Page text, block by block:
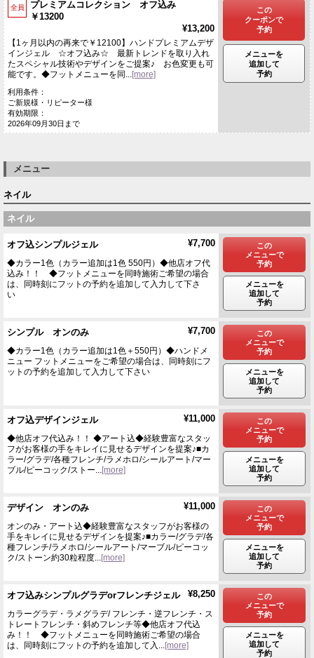
全員
プレミアムコレクション オフ込み
￥13200
¥13,200
【1ヶ月以内の再来で￥12100】ハンドプレミアムデザ
インジェル ☆オフ込み☆ 最新トレンドを取り入れ
たスペシャル技術やデザインをご提案♪ お色変更も可
能です。◆フットメニューを同...[more]
利用条件：
ご新規様・リピーター様
有効期限：
2026年09月30日まで
この
クーポンで
予約
メニューを
追加して
予約
メニュー
ネイル
ネイル
オフ込シンプルジェル ¥7,700
◆カラー1色（カラー追加は1色 550円）◆他店オフ代
込み！！ ◆フットメニューを同時施術ご希望の場合
は、同時刻にフットの予約を追加して入力して下さ
い
この
メニューで
予約
メニューを
追加して
予約
シンプル オンのみ ¥7,700
◆カラー1色（カラー追加は1色＋550円）◆ハンドメ
ニュー フットメニューをご希望の場合は、同時刻にフ
ットの予約を追加して入力して下さい
この
メニューで
予約
メニューを
追加して
予約
オフ込デザインジェル ¥11,000
◆他店オフ代込み！！ ◆アート込◆経験豊富なスタッ
フがお客様の手をキレイに見せるデザインを提案♪■カ
ラー/グラデ/各種フレンチ/ラメホロ/シールアート/マー
ブル/ピーコック/ストー...[more]
この
メニューで
予約
メニューを
追加して
予約
デザイン オンのみ ¥11,000
オンのみ・アート込◆経験豊富なスタッフがお客様の
手をキレイに見せるデザインを提案♪■カラー/グラデ/各
種フレンチ/ラメホロ/シールアート/マーブル/ピーコッ
ク/ストーン約30粒程度...[more]
この
メニューで
予約
メニューを
追加して
予約
オフ込みシンプルグラデorフレンチジェル ¥8,250
カラーグラデ・ラメグラデ/ フレンチ・逆フレンチ・ス
トレートフレンチ・斜めフレンチ等◆他店オフ代込
み！！ ◆フットメニューを同時施術ご希望の場合
は、同時刻にフットの予約を追加して入...[more]
この
メニューで
予約
メニューを
追加して
予約